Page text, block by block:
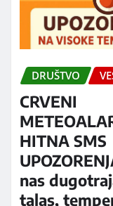
DRUŠTVO
CRVENI
HITNA SMS
nas
talas,